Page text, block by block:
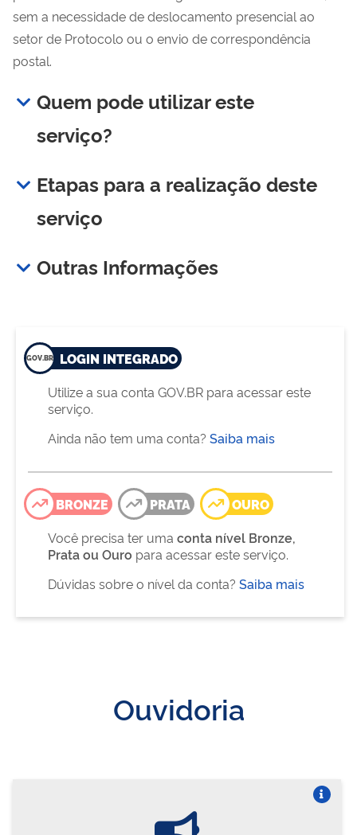
sem a necessidade de deslocamento presencial ao
setor de Protocolo ou o envio de correspondência
postal.
Quem pode utilizar este
serviço?
Etapas para a realização deste
serviço
Outras Informações
LOGIN INTEGRADO
Utilize a sua conta GOV.BR para acessar este
serviço.
Ainda não tem uma conta? Saiba mais
BRONZE PRATA
OURO
Você precisa ter uma conta nível Bronze,
Prata ou Ouro para acessar este serviço.
Dúvidas sobre o nível da conta? Saiba mais
Ouvidoria